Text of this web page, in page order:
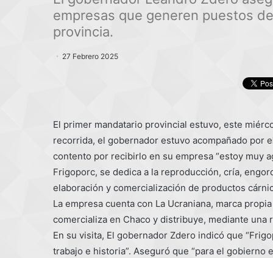
empresas que generen puestos
provincia.
27 Febrero 2025
El primer mandatario provincial estuvo, este
recorrida, el gobernador estuvo acompañado por
contento por recibirlo en su empresa “estoy muy
Frigoporc, se dedica a la reproducción, cría,
elaboración y comercialización de productos
La empresa cuenta con La Ucraniana, marca
comercializa en Chaco y distribuye, mediante
En su visita, El gobernador Zdero indicó que
trabajo e historia”. Aseguró que “para el